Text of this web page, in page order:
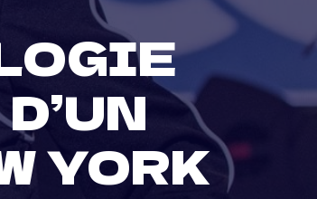
YORK